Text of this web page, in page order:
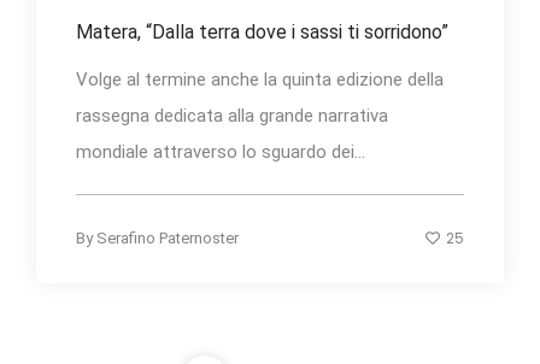
Matera, “Dalla terra dove i sassi ti sorridono”
Volge al termine anche la quinta edizione della
rassegna dedicata alla grande narrativa
mondiale attraverso lo sguardo dei...
By Serafino Paternoster 25